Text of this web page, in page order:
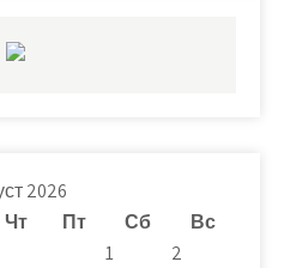
2026
Чт Пт Сб
Вс
1
2